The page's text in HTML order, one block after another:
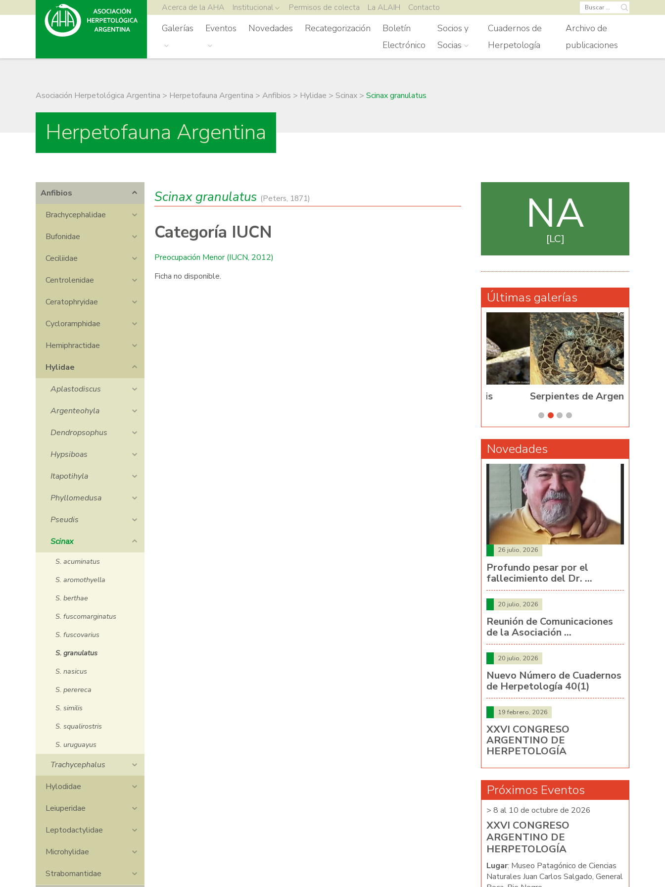
Acerca de la AHA Institucional Permisos de colecta La ALAIH Contacto
Galerías Eventos Novedades Recategorización
Boletín
Electrónico
Socios y
Socias
Cuadernos de
Herpetología
Archivo de
publicaciones
Buscar:
Asociación Herpetológica Argentina > Herpetofauna Argentina > Anfibios > Hylidae > Scinax > Scinax granulatus
Herpetofauna Argentina
Anfibios
Brachycephalidae
Bufonidae
Ceciliidae
Centrolenidae
Ceratophryidae
Cycloramphidae
Hemiphractidae
Hylidae
Aplastodiscus
Argenteohyla
Dendropsophus
Hypsiboas
Itapotihyla
Phyllomedusa
Pseudis
Scinax
S. acuminatus
S. aromothyella
S. berthae
S. fuscomarginatus
S. fuscovarius
S. granulatus
S. nasicus
S. perereca
S. similis
S. squalirostris
S. uruguayus
Trachycephalus
Hylodidae
Leiuperidae
Leptodactylidae
Microhylidae
Strabomantidae
Scinax granulatus (Peters, 1871)
Categoría IUCN
Preocupación Menor (IUCN, 2012)
Ficha no disponible.
NA
LC
Últimas galerías
Serpientes de Argentina
Novedades
26 julio, 2026
Profundo pesar por el
fallecimiento del Dr. …
20 julio, 2026
Reunión de Comunicaciones
de la Asociación …
20 julio, 2026
Nuevo Número de Cuadernos
de Herpetología 40(1)
19 febrero, 2026
XXVI CONGRESO
ARGENTINO DE
HERPETOLOGÍA
Próximos Eventos
> 8 al 10 de octubre de 2026
XXVI CONGRESO
ARGENTINO DE
HERPETOLOGÍA
Lugar: Museo Patagónico de Ciencias
Naturales Juan Carlos Salgado, General